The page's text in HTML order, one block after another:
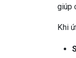
giúp
Khi